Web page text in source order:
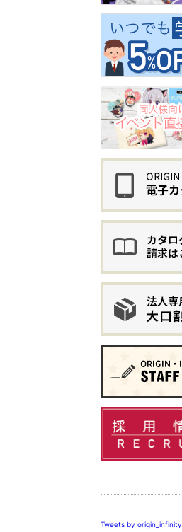
Tweets by origin_infinity